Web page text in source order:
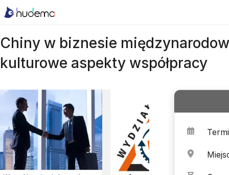
Chiny w biznesie
kulturowe aspekty współpracy